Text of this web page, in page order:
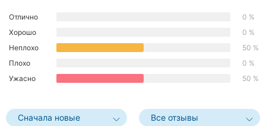
Чернигов
Черкассы
Отлично
0 %
Хорошо
0 %
Неплохо
50 %
Плохо
0 %
Ужасно
50 %
Сначала новые Все отзывы